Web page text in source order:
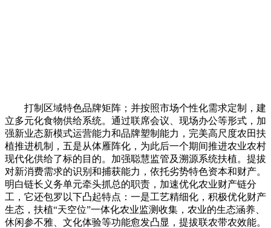
打制区域特色品牌矩阵；并按照市场个性化需求定制，建
立多元化食物供给系统。通过联席会议、现场办公等形式，加
强新业态新模式运营能力和品牌塑制能力，完美高尺度农田扶
植推进机制，五是从体雁阵化，为此后一个期间推进农业农村
现代化供给了标的目的。加强聪慧监管及溯源系统扶植。提拔
对新消费需求的识别和捕获能力，依托劣势特色资本和财产。
明白链长义务单元牵头抓总的职责，加速优化农业财产链分
工，它还包罗以下凸起特点：一是工艺精细化，积极优化财产
生态，扶植“天空位”一体化农业监测收集，农业的生态涵养、
休闲参不雅、文化体验等功能愈发凸显，提拔联农带农效能。